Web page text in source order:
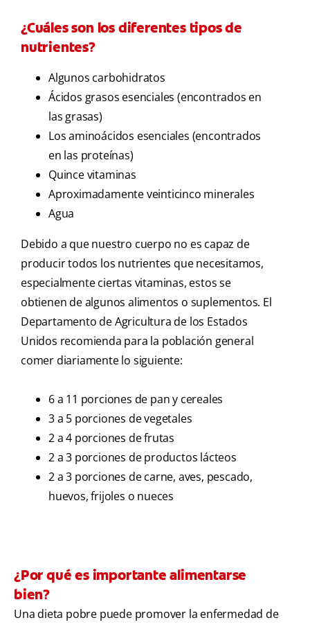
¿Cuáles son los diferentes tipos de
nutrientes?
Algunos carbohidratos
Ácidos grasos esenciales (encontrados en
las grasas)
Los aminoácidos esenciales (encontrados
en las proteínas)
Quince vitaminas
Aproximadamente veinticinco minerales
Agua
Debido a que nuestro cuerpo no es capaz de
producir todos los nutrientes que necesitamos,
especialmente ciertas vitaminas, estos se
obtienen de algunos alimentos o suplementos. El
Departamento de Agricultura de los Estados
Unidos recomienda para la población general
comer diariamente lo siguiente:
6 a 11 porciones de pan y cereales
3 a 5 porciones de vegetales
2 a 4 porciones de frutas
2 a 3 porciones de productos lácteos
2 a 3 porciones de carne, aves, pescado,
huevos, frijoles o nueces
¿Por qué es importante alimentarse
bien?
Una dieta pobre puede promover la enfermedad de